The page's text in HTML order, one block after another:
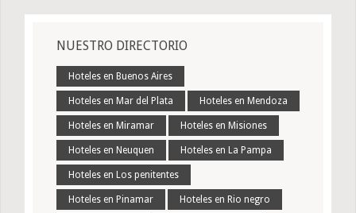
NUESTRO DIRECTORIO
Hoteles en Buenos Aires
Hoteles en Mar del Plata Hoteles en Mendoza
Hoteles en Miramar Hoteles en Misiones
Hoteles en Neuquen Hoteles en La Pampa
Hoteles en Los penitentes
Hoteles en Pinamar Hoteles en Rio negro